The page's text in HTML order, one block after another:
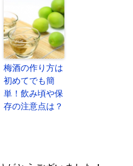
梅酒の作り方は
初めてでも簡
単！飲み頃や保
存の注意点は？